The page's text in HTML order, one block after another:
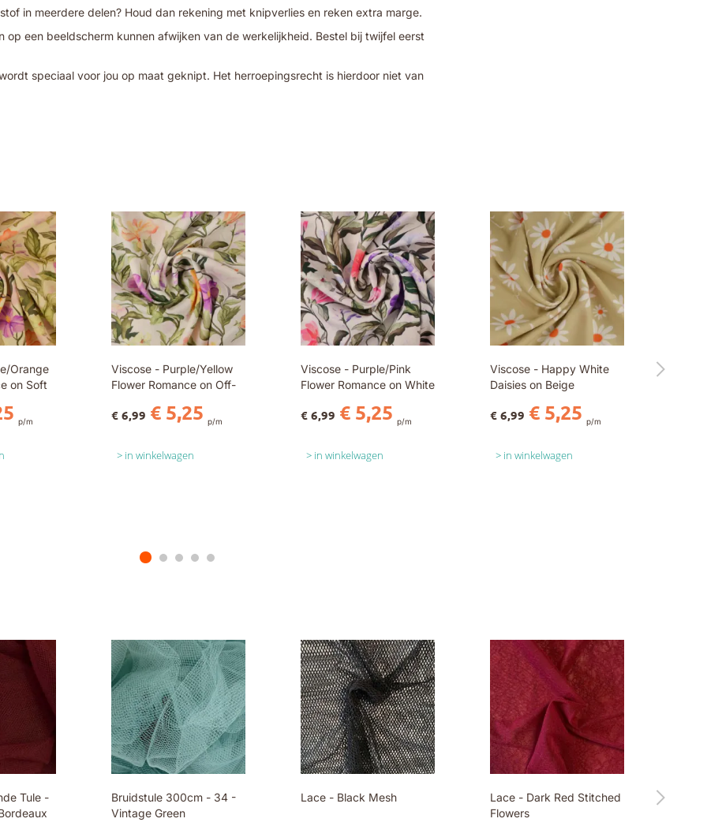
in meerdere delen? Houd dan rekening met knipverlies en reken extra marge.
op een beeldscherm kunnen afwijken van de werkelijkheid. Bestel bij twijfel eerst
speciaal voor jou op maat geknipt. Het herroepingsrecht is hierdoor niet van
Orange
on Soft
p/m
Viscose - Purple/Yellow
Flower Romance on Off-
€ 5,25
€ 6,99 p/m
in winkelwagen
Viscose - Purple/Pink
Flower Romance on White
€ 5,25
€ 6,99 p/m
in winkelwagen
Viscose - Happy White
Daisies on Beige
€ 5,25
€ 6,99 p/m
in winkelwagen
Tule -
Bruidstule 300cm - 34 -
Vintage Green
Lace - Black Mesh
Lace - Dark Red Stitched
Flowers